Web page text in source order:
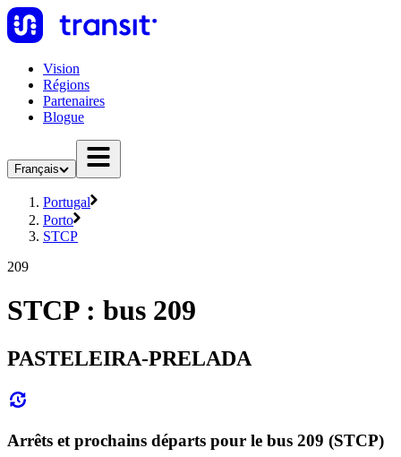
Vision
Régions
Partenaires
Blogue
Français
Portugal
Porto
STCP
209
STCP : bus 209
PASTELEIRA-PRELADA
Arrêts et prochains départs pour le bus 209 (STCP)